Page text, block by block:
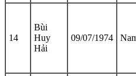
14
Bùi
Huy
Hải
09/07/1974